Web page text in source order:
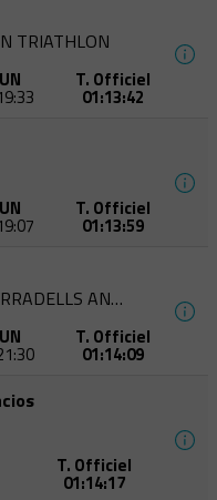
TRIATHLON
T. Officiel
01:13:42
T. Officiel
01:13:59
CLUB TRIATLÓ SERRADELLS ANDORRA
T. Officiel
01:14:09
T. Officiel
01:14:17